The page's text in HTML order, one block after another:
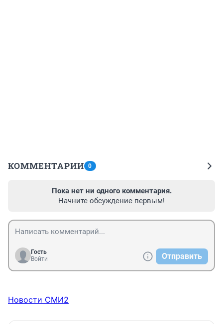
КОММЕНТАРИИ 0
Пока нет ни одного комментария.
Начните обсуждение первым!
Гость
Войти
Отправить
Новости СМИ2